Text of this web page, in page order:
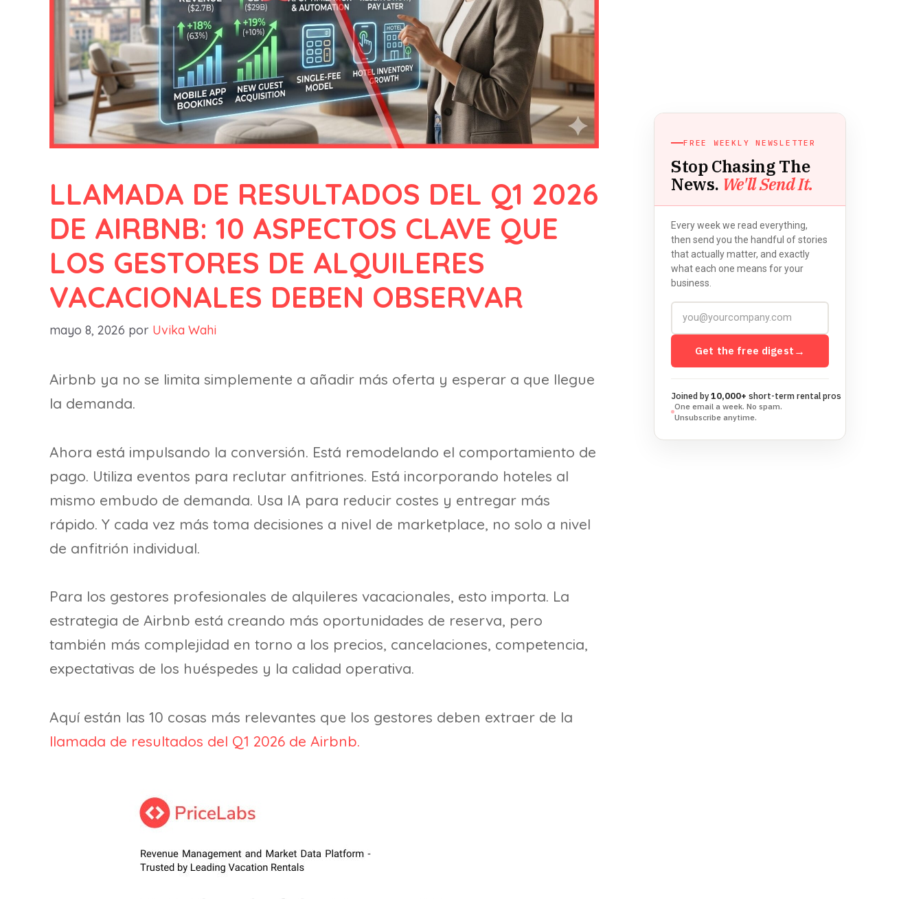
LLAMADA DE RESULTADOS DEL Q1 2026
DE AIRBNB: 10 ASPECTOS CLAVE QUE
LOS GESTORES DE ALQUILERES
VACACIONALES DEBEN OBSERVAR
mayo 8, 2026 por Uvika Wahi
Airbnb ya no se limita simplemente a añadir más oferta y esperar a que llegue
la demanda.
Ahora está impulsando la conversión. Está remodelando el comportamiento de
pago. Utiliza eventos para reclutar anfitriones. Está incorporando hoteles al
mismo embudo de demanda. Usa IA para reducir costes y entregar más
rápido. Y cada vez más toma decisiones a nivel de marketplace, no solo a nivel
de anfitrión individual.
Para los gestores profesionales de alquileres vacacionales, esto importa. La
estrategia de Airbnb está creando más oportunidades de reserva, pero
también más complejidad en torno a los precios, cancelaciones, competencia,
expectativas de los huéspedes y la calidad operativa.
Aquí están las 10 cosas más relevantes que los gestores deben extraer de la
llamada de resultados del Q1 2026 de Airbnb.
FREE WEEKLY NEWSLETTER
Stop Chasing The
News. We'll Send It.
Every week we read everything,
then send you the handful of stories
that actually matter, and exactly
what each one means for your
business.
Get the free digest →
Joined by10,000+ short-term rental pros
One email a week. No spam.
Unsubscribe anytime.